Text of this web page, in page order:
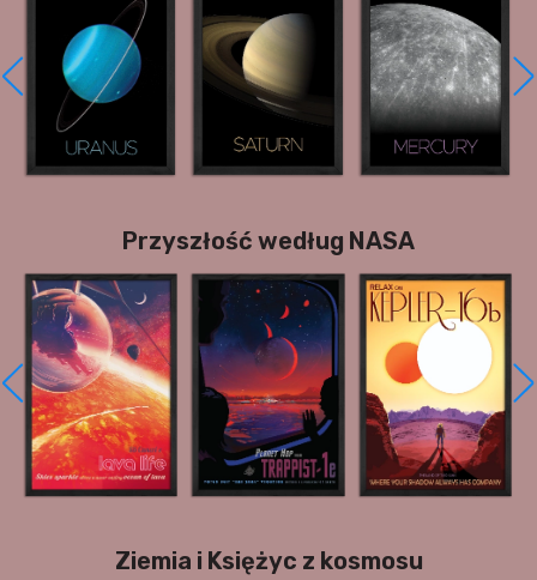
Przyszłość według NASA
Ziemia i Księżyc z kosmosu